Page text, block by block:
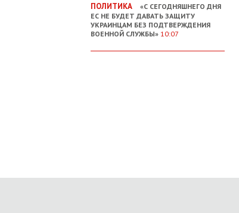
ПОЛИТИКА
«С СЕГОДНЯШНЕГО ДНЯ
ЕС НЕ БУДЕТ ДАВАТЬ ЗАЩИТУ
УКРАИНЦАМ БЕЗ ПОДТВЕРЖДЕНИЯ
ВОЕННОЙ СЛУЖБЫ» 10:07